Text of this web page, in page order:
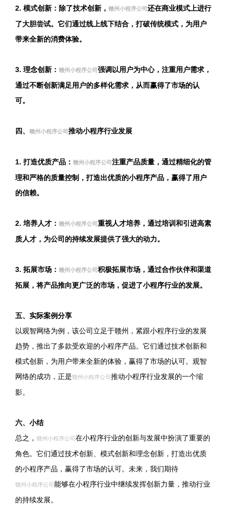
2. 模式创新：除了技术创新， 赣州小程序公司 还在商业模式上进行
了大胆尝试。它们通过线上线下结合，打破传统模式，为用户
带来全新的消费体验。
3. 理念创新： 赣州小程序公司 强调以用户为中心，注重用户需求，
通过不断创新满足用户的多样化需求，从而赢得了市场的认
可。
四、 赣州小程序公司 推动小程序行业发展
1. 打造优质产品： 赣州小程序公司 注重产品质量，通过精细化的管
理和严格的质量控制，打造出优质的小程序产品，赢得了用户
的信赖。
2. 培养人才： 赣州小程序公司 重视人才培养，通过培训和引进高素
质人才，为公司的持续发展提供了强大的动力。
3. 拓展市场： 赣州小程序公司 积极拓展市场，通过合作伙伴和渠道
拓展，将产品推向更广泛的市场，促进了小程序行业的发展。
五、实际案例分享
以观智网络为例，该公司立足于赣州，紧跟小程序行业的发展
趋势，推出了多款受欢迎的小程序产品。它们通过技术创新和
模式创新，为用户带来全新的体验，赢得了市场的认可。观智
网络的成功，正是赣州小程序公司 推动小程序行业发展的一个缩
影。
六、小结
总之， 赣州小程序公司 在小程序行业的创新与发展中扮演了重要的
角色。它们通过技术创新、模式创新和理念创新，打造出优质
的小程序产品，赢得了市场的认可。未来，我们期待
赣州小程序公司 能够在小程序行业中继续发挥创新力量，推动行业
的持续发展。